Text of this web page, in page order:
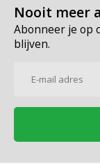
Nooit meer
Abonneer je op
blijven.